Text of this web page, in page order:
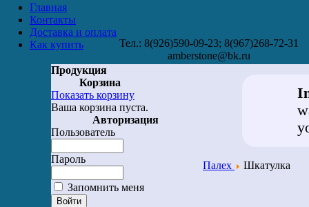
Главная
Контакты
Доставка и оплата
Как купить
Тел.: 8(926)590-09-23; 8(967)268-72-31
amberstone@bk.ru
Продукция
Корзина
Показать корзину
Ваша корзина пуста.
Авторизация
Пользователь
Пароль
Запомнить меня
Палех Шкатулка